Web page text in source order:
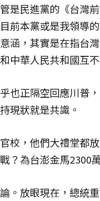
是民進黨的《台灣
前本黨或是我領導
涵，其實是在指台
中華人民共和國互不
也正隔空回應川普
現狀就是共識。
校，他們大禮堂都
？為台澎金馬2300萬
。放眼現在，總統